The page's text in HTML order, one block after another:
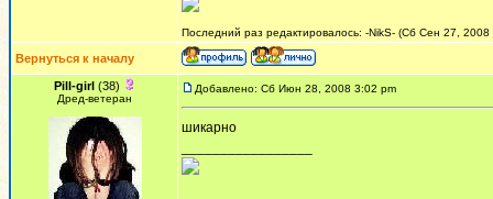
Последний раз редактировалось: -NikS- (Сб Сен 27, 2008
Вернуться к началу
Pill-girl (38)
Дред-ветеран
Добавлено: Сб Июн 28, 2008 3:02 pm
шикарно